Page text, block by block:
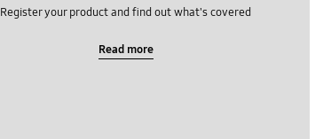
Register your product and find out what's covered
Read more